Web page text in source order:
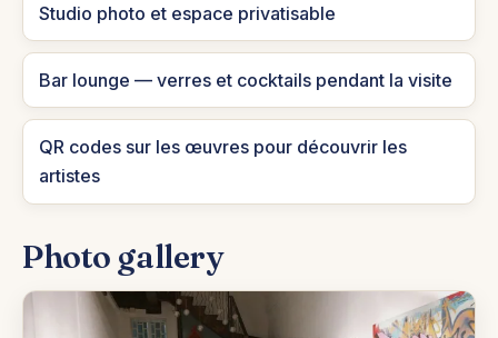
Studio photo et espace privatisable
Bar lounge — verres et cocktails pendant la visite
QR codes sur les œuvres pour découvrir les
artistes
Photo gallery